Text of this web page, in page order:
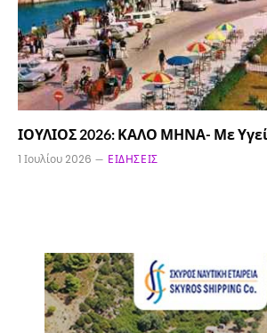
ΙΟΥΛΙΟΣ 2026: ΚΑΛΟ ΜΗΝΑ- Με
1 Ιουλίου 2026 ΕΙΔΉΣΕΙΣ